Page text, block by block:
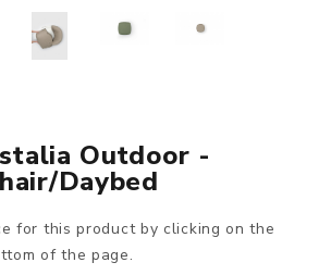
Outdoor -
Daybed
for this product by clicking on the
of the page.